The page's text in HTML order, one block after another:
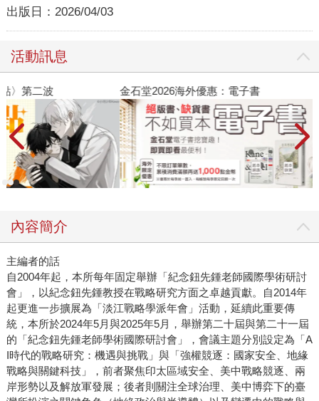
出版日： 2026/04/03
活動訊息
金石堂2026海外優惠：電子書
內容簡介
主編者的話
自2004年起，本所每年固定舉辦「紀念鈕先鍾老師國際學術研討
會」，以紀念鈕先鍾教授在戰略研究方面之卓越貢獻。自2014年
起更進一步擴展為「淡江戰略學派年會」活動，延續此重要傳
統，本所於2024年5月與2025年5月，舉辦第二十屆與第二十一屆
的「紀念鈕先鍾老師學術國際研討會」，會議主題分別設定為「A
I時代的戰略研究：機遇與挑戰」與「強權競逐：國家安全、地緣
戰略與關鍵科技」，前者聚焦印太區域安全、美中戰略競逐、兩
岸形勢以及解放軍發展；後者則關注全球治理、美中博弈下的臺